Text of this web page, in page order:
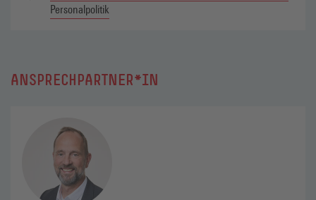
Personalpolitik
ANSPRECHPARTNER*IN